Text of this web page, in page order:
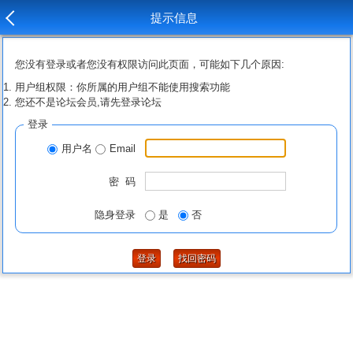
提示信息
您没有登录或者您没有权限访问此页面，可能如下几个原因:
用户组权限：你所属的用户组不能使用搜索功能
您还不是论坛会员,请先登录论坛
登录
用户名 Email
密 码
隐身登录 是 否